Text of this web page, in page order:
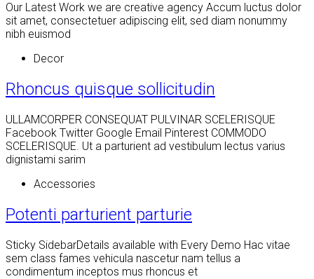
Our Latest Work we are creative agency Accum luctus dolor
sit amet, consectetuer adipiscing elit, sed diam nonummy
nibh euismod
Decor
Rhoncus quisque sollicitudin
ULLAMCORPER CONSEQUAT PULVINAR SCELERISQUE
Facebook Twitter Google Email Pinterest COMMODO
SCELERISQUE. Ut a parturient ad vestibulum lectus varius
dignistami sarim
Accessories
Potenti parturient parturie
Sticky SidebarDetails available with Every Demo Hac vitae
sem class fames vehicula nascetur nam tellus a
condimentum inceptos mus rhoncus et